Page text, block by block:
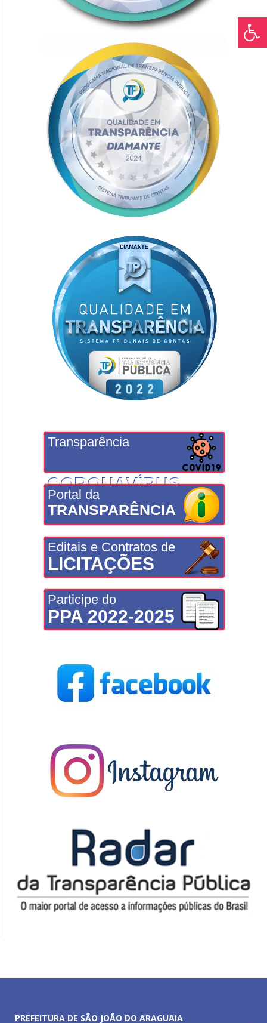
Transparência
CORONAVÍRUS
Portal da
TRANSPARÊNCIA
Editais e Contratos de
LICITAÇÕES
Participe do
PPA 2022-2025
PREFEITURA DE SÃO JOÃO DO ARAGUAIA